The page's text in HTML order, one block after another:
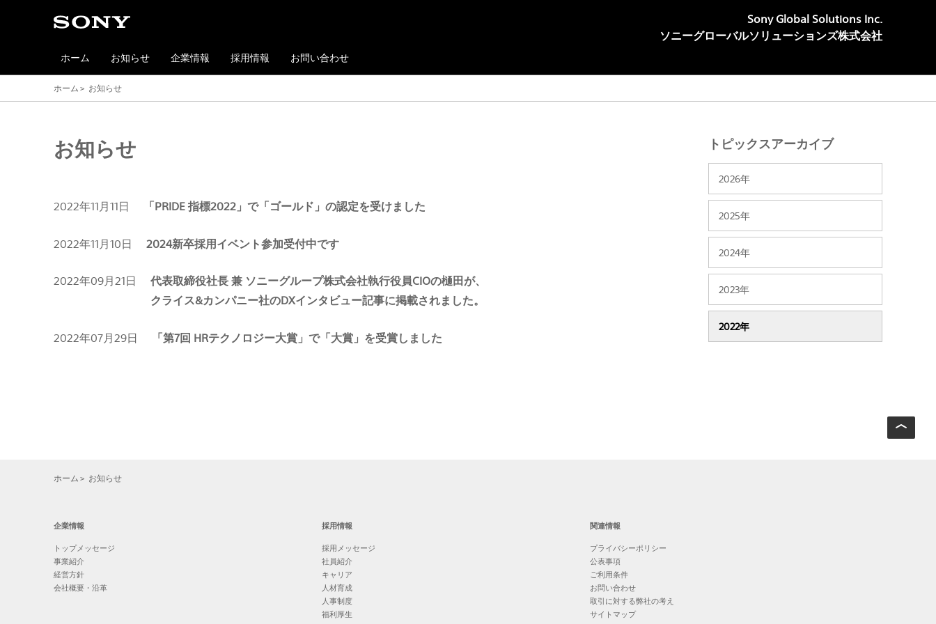
Sony Global Solutions Inc.
ソニーグローバルソリューションズ株式会社
ホーム お知らせ 企業情報 採用情報 お問い合わせ
ホーム お知らせ
お知らせ
2022年11月11日 「PRIDE 指標2022」で「ゴールド」の認定を受けました
2022年11月10日 2024新卒採用イベント参加受付中です
2022年09月21日
代表取締役社長 兼 ソニーグループ株式会社執行役員CIOの樋田が、
クライス&カンパニー社のDXインタビュー記事に掲載されました。
2022年07月29日 「第7回 HRテクノロジー大賞」で「大賞」を受賞しました
トピックスアーカイブ
2026年
2025年
2024年
2023年
2022年
ホーム お知らせ
企業情報
トップメッセージ
事業紹介
経営方針
会社概要・沿革
採用情報
採用メッセージ
社員紹介
キャリア
人材育成
人事制度
福利厚生
関連情報
プライバシーポリシー
公表事項
ご利用条件
お問い合わせ
取引に対する弊社の考え
サイトマップ